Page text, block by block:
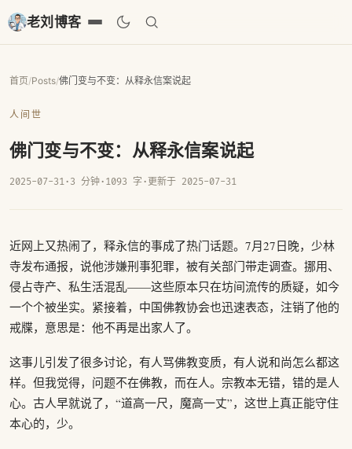
老刘博客
首页/Posts/佛门变与不变：从释永信案说起
人间世
佛门变与不变：从释永信案说起
2025-07-31· 3 分钟· 1093 字 · 更新于 2025-07-31
近网上又热闹了，释永信的事成了热门话题。7月27日晚，少林
寺发布通报，说他涉嫌刑事犯罪，被有关部门带走调查。挪用、
侵占寺产、私生活混乱——这些原本只在坊间流传的质疑，如今
一个个被坐实。紧接着，中国佛教协会也迅速表态，注销了他的
戒牒，意思是：他不再是出家人了。
这事儿引发了很多讨论，有人骂佛教变质，有人说和尚怎么都这
样。但我觉得，问题不在佛教，而在人。宗教本无错，错的是人
心。古人早就说了，“道高一尺，魔高一丈”，这世上真正能守住
本心的，少。